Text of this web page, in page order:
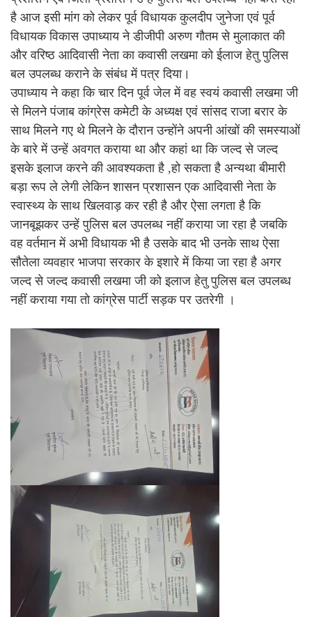
है आज इसी मांग को लेकर पूर्व विधायक कुलदीप जुनेजा एवं पूर्व
विधायक विकास उपाध्याय ने डीजीपी अरुण गौतम से मुलाकात की
और वरिष्ठ आदिवासी नेता का कवासी लखमा को ईलाज हेतु पुलिस
बल उपलब्ध कराने के संबंध में पत्र दिया।
उपाध्याय ने कहा कि चार दिन पूर्व जेल में वह स्वयं कवासी लखमा जी
से मिलने पंजाब कांग्रेस कमेटी के अध्यक्ष एवं सांसद राजा बरार के
साथ मिलने गए थे मिलने के दौरान उन्होंने अपनी आंखों की समस्याओं
के बारे में उन्हें अवगत कराया था और कहां था कि जल्द से जल्द
इसके इलाज करने की आवश्यकता है ,हो सकता है अन्यथा बीमारी
बड़ा रूप ले लेगी लेकिन शासन प्रशासन एक आदिवासी नेता के
स्वास्थ्य के साथ खिलवाड़ कर रही है और ऐसा लगता है कि
जानबूझकर उन्हें पुलिस बल उपलब्ध नहीं कराया जा रहा है जबकि
वह वर्तमान में अभी विधायक भी है उसके बाद भी उनके साथ ऐसा
सौतेला व्यवहार भाजपा सरकार के इशारे में किया जा रहा है अगर
जल्द से जल्द कवासी लखमा जी को इलाज हेतु पुलिस बल उपलब्ध
नहीं कराया गया तो कांग्रेस पार्टी सड़क पर उतरेगी ।